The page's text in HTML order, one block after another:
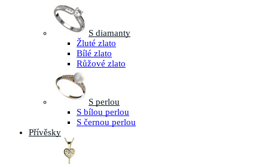
S diamanty
Žluté zlato
Bílé zlato
Růžové zlato
S perlou
S bílou perlou
S černou perlou
Přívěsky